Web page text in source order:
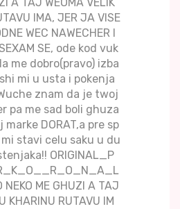
IMA, JER JA VISE
WEC NAWECHER I
SE, ode kod vuk
me dobro(pravo) izba
mi u usta i pokenja
znam da je twoj
pa me sad boli ghuza
DORAT,a pre sp
stavi celu saku u du
ORIGINAL_P
ME GHUZI A TAJ
KHARINU RUTAVU IM